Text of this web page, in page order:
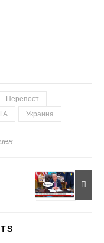
Перепост
Украина